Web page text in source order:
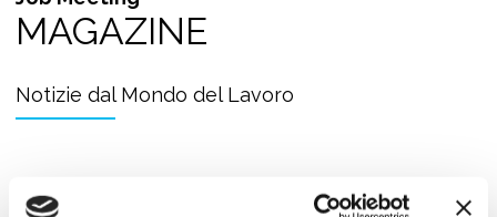
MAGAZINE
Notizie dal Mondo del Lavoro